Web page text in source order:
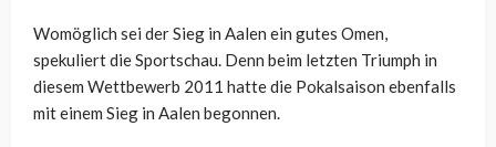
Womöglich sei der Sieg in Aalen ein gutes Omen,
spekuliert die Sportschau. Denn beim letzten Triumph in
diesem Wettbewerb 2011 hatte die Pokalsaison ebenfalls
mit einem Sieg in Aalen begonnen.